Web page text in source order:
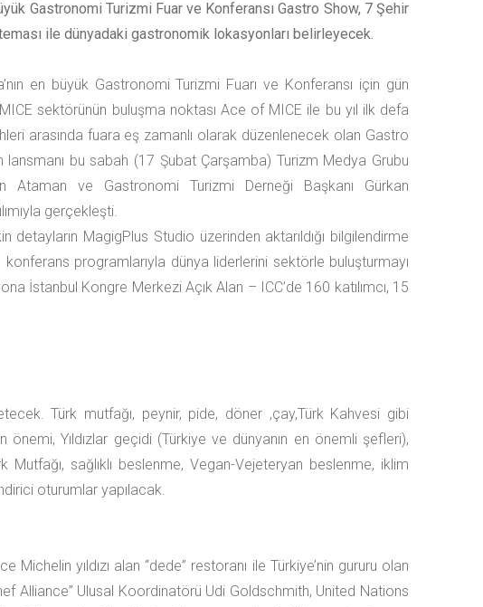
Gastronomi Turizmi Fuar ve Konferansı Gastro Show, 7 Şehir
ile dünyadaki gastronomik lokasyonları belirleyecek.
en büyük Gastronomi Turizmi Fuarı ve Konferansı için gün
sektörünün buluşma noktası Ace of MICE ile bu yıl ilk defa
arasında fuara eş zamanlı olarak düzenlenecek olan Gastro
lansmanı bu sabah (17 Şubat Çarşamba) Turizm Medya Grubu
Ataman ve Gastronomi Turizmi Derneği Başkanı Gürkan
gerçekleşti.
MagigPlus Studio üzerinden aktarıldığı bilgilendirme
programlarıyla dünya liderlerini sektörle buluşturmayı
İstanbul Kongre Merkezi Açık Alan – ICC’de 160 katılımcı, 15
Türk mutfağı, peynir, pide, döner ,çay,Türk Kahvesi gibi
Yıldızlar geçidi (Türkiye ve dünyanın en önemli şefleri),
sağlıklı beslenme, Vegan-Vejeteryan beslenme, iklim
oturumlar yapılacak.
yıldızı alan “dede” restoranı ile Türkiye’nin gururu olan
Alliance” Ulusal Koordinatörü Udi Goldschmith, United Nations